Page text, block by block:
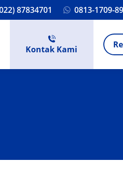
87834701 0813-1709-
Kontak Kami